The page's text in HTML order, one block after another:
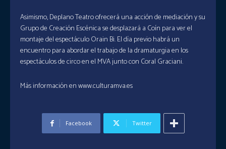
Asimismo, Deplano Teatro ofrecerá una acción de mediación y su
Grupo de Creación Escénica se desplazará a Coín para ver el
montaje del espectáculo Orain Bi. El día previo habrá un
encuentro para abordar el trabajo de la dramaturgia en los
espectáculos de circo en el MVA junto con Coral Graciani.
Más información en www.culturamva.es
Facebook Twitter